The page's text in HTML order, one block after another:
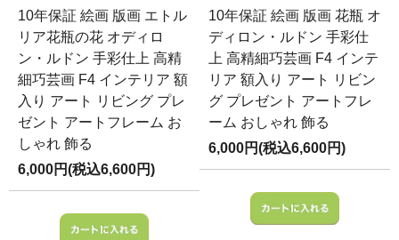
10年保証 絵画 版画 エトル
リア花瓶の花 オディロ
ン・ルドン 手彩仕上 高精
細巧芸画 F4 インテリア 額
入り アート リビング プレ
ゼント アートフレーム お
しゃれ 飾る
6,000円(税込6,600円)
10年保証 絵画 版画 花瓶 オ
ディロン・ルドン 手彩仕
上 高精細巧芸画 F4 インテ
リア 額入り アート リビン
グ プレゼント アートフレ
ーム おしゃれ 飾る
6,000円(税込6,600円)